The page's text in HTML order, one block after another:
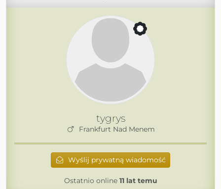
tygrys
Frankfurt Nad Menem
Wyślij prywatną wiadomość
Ostatnio online 11 lat temu